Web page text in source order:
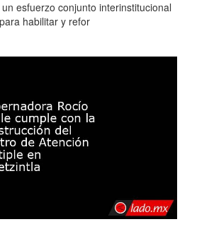
esfuerzo conjunto interinstitucional
habilitar y refor